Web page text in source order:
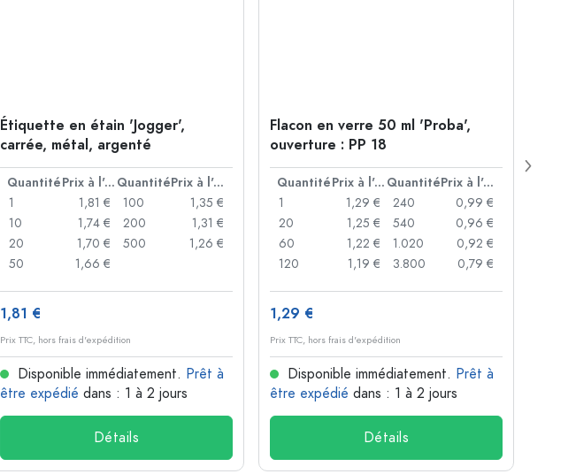
Étiquette en étain 'Jogger',
carrée, métal, argenté
Quantité Prix à l'unité Quantité
Prix à l'unité
1
1,81 €
10
1,74 €
20
1,70 €
50
1,66 €
100
1,35 €
200
1,31 €
500
1,26 €
1,81 €
Prix TTC, hors frais d'expédition
Disponible immédiatement. Prêt à
être expédié dans : 1 à 2 jours
Détails
Flacon en verre 50 ml 'Proba',
ouverture : PP 18
Quantité Prix à l'unité Quantité
Prix à l'unité
1
1,29 €
20
1,25 €
60
1,22 €
120
1,19 €
240
0,99 €
540
0,96 €
1.020
0,92 €
3.800
0,79 €
1,29 €
Prix TTC, hors frais d'expédition
Disponible immédiatement. Prêt à
être expédié dans : 1 à 2 jours
Détails